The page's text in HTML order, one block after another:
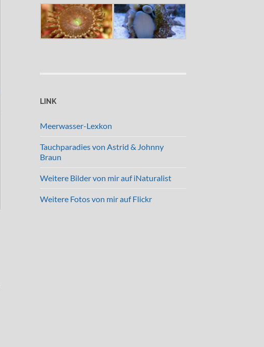
LINK
Meerwasser-Lexkon
Tauchparadies von Astrid & Johnny
Braun
Weitere Bilder von mir auf iNaturalist
Weitere Fotos von mir auf Flickr